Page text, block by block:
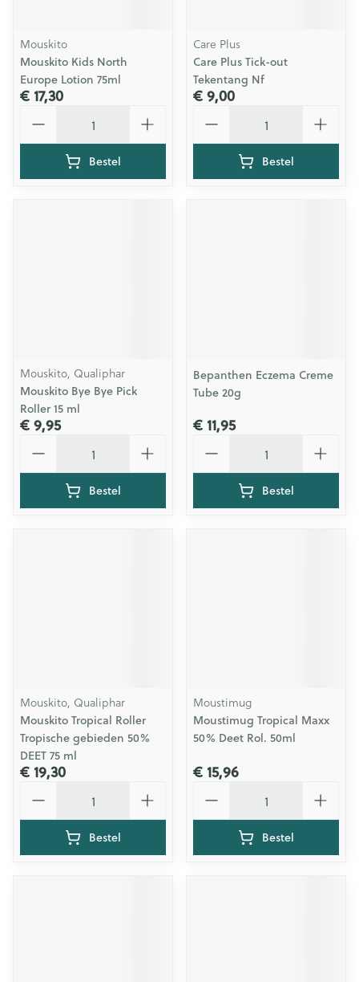
Mouskito
Mouskito Kids North
Europe Lotion 75ml
€ 17,30
Bestel
Care Plus
Care Plus Tick-out
Tekentang Nf
€ 9,00
Bestel
Mouskito, Qualiphar
Mouskito Bye Bye Pick
Roller 15 ml
€ 9,95
Bestel
Bepanthen Eczema Creme
Tube 20g
€ 11,95
Bestel
Mouskito, Qualiphar
Mouskito Tropical Roller
Tropische gebieden 50%
DEET 75 ml
€ 19,30
Bestel
Moustimug
Moustimug Tropical Maxx
50% Deet Rol. 50ml
€ 15,96
Bestel